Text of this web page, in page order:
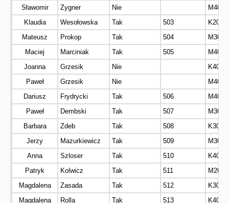
Sławomir
Zygner Nie
M40
Klaudia
Wesołowska Tak 503
K20
Mateusz
Prokop Tak 504
M30
Maciej
Marciniak Tak 505
M40
Joanna
Grzesik Nie
K40
Paweł
Grzesik Nie
M40
Dariusz
Frydrycki Tak 506
M40
Paweł
Dembski Tak 507
M30
Barbara
Zdeb Tak 508
K30
Jerzy
Mazurkiewicz Tak 509
M30
Anna
Szloser Tak 510
K40
Patryk
Kolwicz Tak 511
M20
Magdalena
Zasada Tak 512
K30
Magdalena
Rolla Tak 513 K40